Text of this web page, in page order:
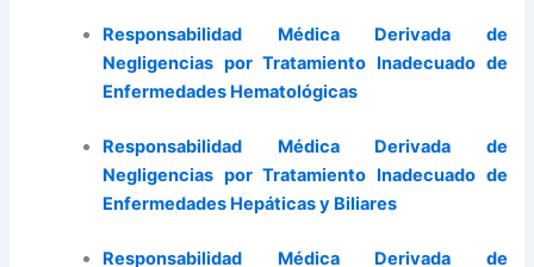
Responsabilidad Médica Derivada de
Negligencias por Tratamiento Inadecuado de
Enfermedades Hematológicas
Responsabilidad Médica Derivada de
Negligencias por Tratamiento Inadecuado de
Enfermedades Hepáticas y Biliares
Responsabilidad Médica Derivada de